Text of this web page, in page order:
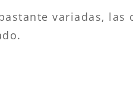
variadas,